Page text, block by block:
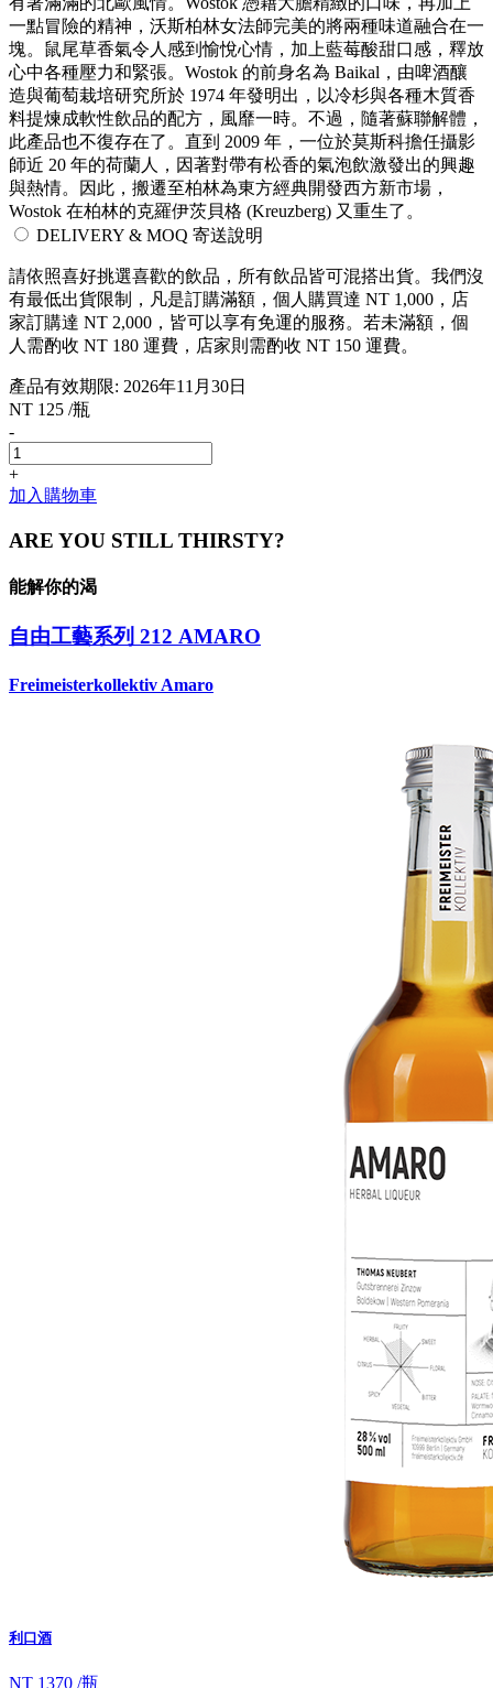
一點冒險的精神，沃斯柏林女法師完美的將兩種味道融合在一
塊。鼠尾草香氣令人感到愉悅心情，加上藍莓酸甜口感，釋放
心中各種壓力和緊張。Wostok 的前身名為 Baikal，由啤酒釀
造與葡萄栽培研究所於 1974 年發明出，以冷杉與各種木質香
料提煉成軟性飲品的配方，風靡一時。不過，隨著蘇聯解體，
此產品也不復存在了。直到 2009 年，一位於莫斯科擔任攝影
師近 20 年的荷蘭人，因著對帶有松香的氣泡飲激發出的興趣
與熱情。因此，搬遷至柏林為東方經典開發西方新市場，
Wostok 在柏林的克羅伊茨貝格 (Kreuzberg) 又重生了。
DELIVERY & MOQ 寄送說明
請依照喜好挑選喜歡的飲品，所有飲品皆可混搭出貨。我們沒
有最低出貨限制，凡是訂購滿額，個人購買達 NT 1,000，店
家訂購達 NT 2,000，皆可以享有免運的服務。若未滿額，個
人需酌收 NT 180 運費，店家則需酌收 NT 150 運費。
產品有效期限: 2026年11月30日
NT 125 /瓶
-
+
加入購物車
ARE YOU STILL THIRSTY?
能解你的渴
自由工藝系列 212 AMARO
Freimeisterkollektiv Amaro
利口酒
NT 1370 /瓶